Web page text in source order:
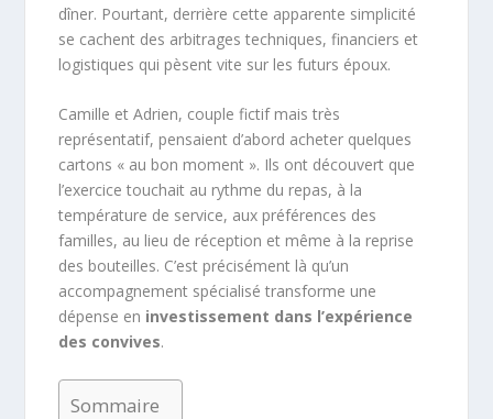
dîner. Pourtant, derrière cette apparente simplicité
se cachent des arbitrages techniques, financiers et
logistiques qui pèsent vite sur les futurs époux.
Camille et Adrien, couple fictif mais très
représentatif, pensaient d’abord acheter quelques
cartons « au bon moment ». Ils ont découvert que
l’exercice touchait au rythme du repas, à la
température de service, aux préférences des
familles, au lieu de réception et même à la reprise
des bouteilles. C’est précisément là qu’un
accompagnement spécialisé transforme une
dépense en investissement dans l’expérience
des convives.
Sommaire